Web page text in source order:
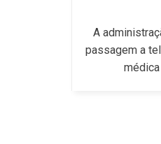
A
passagem a